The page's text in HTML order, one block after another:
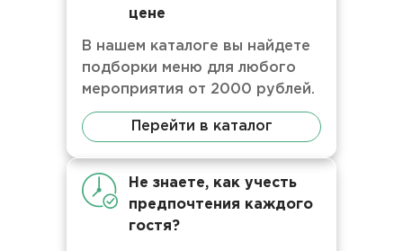
цене
В нашем каталоге вы найдете
подборки меню для любого
мероприятия от 2000 рублей.
Перейти в каталог
Не знаете, как учесть
предпочтения каждого
гостя?